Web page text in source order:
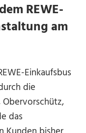
REWE-
am
Einkaufsbus
die
das